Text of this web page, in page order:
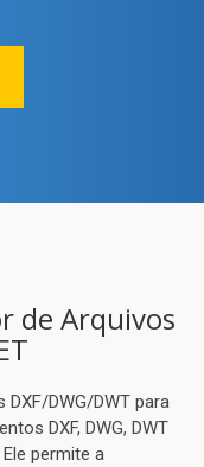
de Arquivos
DWG/DWT para
DXF, DWG, DWT
permite a